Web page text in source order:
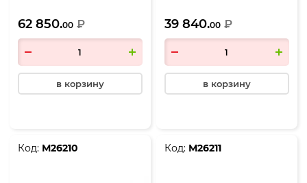
миланский орех
62 850.00 ₽
в корзину
орех
39 840.00 ₽
в корзину
Код: М26210 Код: М26211